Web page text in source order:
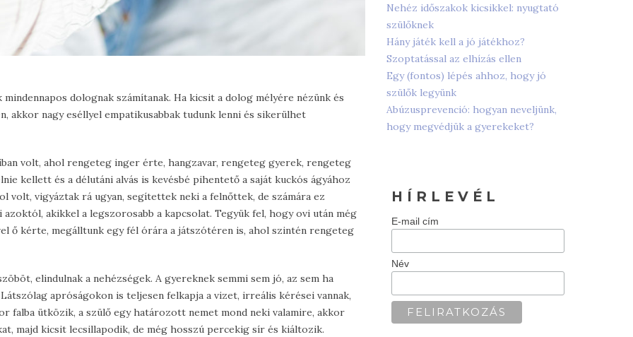
dolognak számítanak. Ha kicsit a dolog mélyére nézünk és
akkor nagy eséllyel empatikusabbak tudunk lenni és sikerülhet
volt, ahol rengeteg inger érte, hangzavar, rengeteg gyerek, rengeteg
kellett és a délutáni alvás is kevésbé pihentető a saját kuckós ágyához
volt, vigyáztak rá ugyan, segítettek neki a felnőttek, de számára ez
akikkel a legszorosabb a kapcsolat. Tegyük fel, hogy ovi után még
ő kérte, megálltunk egy fél órára a játszótéren is, ahol szintén rengeteg
elindulnak a nehézségek. A gyereknek semmi sem jó, az sem ha
apróságokon is teljesen felkapja a vizet, irreális kérései vannak,
falba ütközik, a szülő egy határozott nemet mond neki valamire, akkor
majd kicsit lecsillapodik, de még hosszú percekig sír és kiáltozik.
Nehéz időszakok kicsikkel: nyugtató
szülőknek
Hány játék kell a jó játékhoz?
Szoptatással az elhízás ellen
Egy (fontos) lépés ahhoz, hogy jó
szülők legyünk
Abúzusprevenció: hogyan neveljünk,
hogy megvédjük a gyerekeket?
H Í R L E V É L
E-mail cím
Név